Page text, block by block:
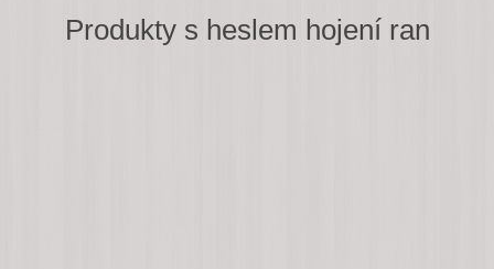
Produkty s heslem hojení ran